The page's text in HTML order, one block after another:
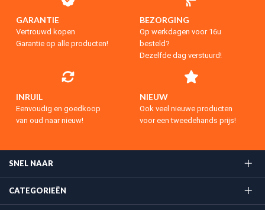
GARANTIE
Vertrouwd kopen
Garantie op alle producten!
BEZORGING
Op werkdagen voor 16u
besteld?
Dezelfde dag verstuurd!
INRUIL
Eenvoudig en goedkoop
van oud naar nieuw!
NIEUW
Ook veel nieuwe producten
voor een tweedehands prijs!
SNEL NAAR
CATEGORIEËN